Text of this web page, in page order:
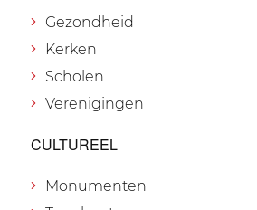
Gezondheid
Kerken
Scholen
Verenigingen
CULTUREEL
Monumenten